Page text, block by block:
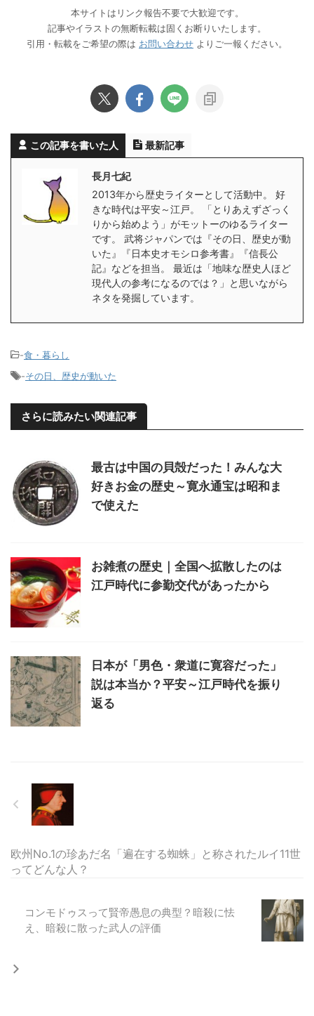
本サイトはリンク報告不要で大歓迎です。
記事やイラストの無断転載は固くお断りいたします。
引用・転載をご希望の際は お問い合わせ よりご一報ください。
この記事を書いた人 最新記事
長月七紀
2013年から歴史ライターとして活動中。 好
きな時代は平安～江戸。 「とりあえずざっく
りから始めよう」がモットーのゆるライター
です。 武将ジャパンでは『その日、歴史が動
いた』『日本史オモシロ参考書』『信長公
記』などを担当。 最近は「地味な歴史人ほど
現代人の参考になるのでは？」と思いながら
ネタを発掘しています。
-食・暮らし
-その日、歴史が動いた
さらに読みたい関連記事
最古は中国の貝殻だった！みんな大
好きお金の歴史～寛永通宝は昭和ま
で使えた
お雑煮の歴史｜全国へ拡散したのは
江戸時代に参勤交代があったから
日本が「男色・衆道に寛容だった」
説は本当か？平安～江戸時代を振り
返る
欧州No.1の珍あだ名「遍在する蜘蛛」と称されたルイ11世
ってどんな人？
コンモドゥスって賢帝愚息の典型？暗殺に怯
え、暗殺に散った武人の評価